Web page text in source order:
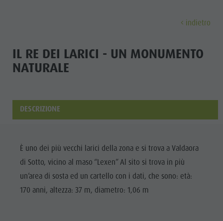
Artigianato
artistico
Malghe & Rifugi
Plan de Corones
Sostenibilitá, naturalmente
A-Z Guida
Artigianato artistico
Artigiani & Fornitori di servizi
MTB - Bici
Passeggiate
Bike Mike
ESTATE INVERNO
Arrampicare
Guest Pass Plan de Corones
Prenota vacanza
Vacanze senza barriere
Vacanza con cane
Come arrivare
Contatto
Famiglia & bambini
Must Do | Estate
Kids Area
Kids Area | Estate
Maxiscivolo
Mondo bimbi
indietro
IL RE DEI LARICI - UN MONUMENTO
NATURALE
DESCRIZIONE
È uno dei più vecchi larici della zona e si trova a Valdaora
di Sotto, vicino al maso “Lexen” Al sito si trova in più
un’area di sosta ed un cartello con i dati, che sono: età:
170 anni, altezza: 37 m, diametro: 1,06 m